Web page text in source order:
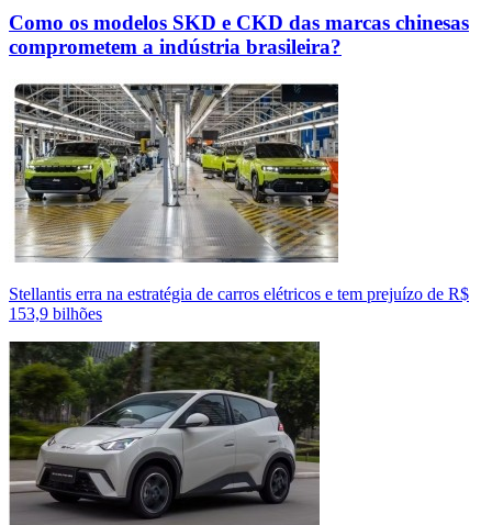
Como os modelos SKD e CKD das marcas chinesas
comprometem a indústria brasileira?
Stellantis erra na estratégia de carros elétricos e tem prejuízo de R$
153,9 bilhões